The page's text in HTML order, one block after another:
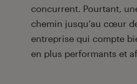
concurrent. Pourtant,
chemin jusqu’au cœur
entreprise qui compte
en plus performants et